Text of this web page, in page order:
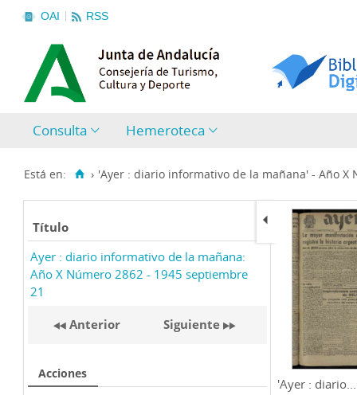
OAI RSS
Consulta Hemeroteca
Está en: › 'Ayer : diario informativo de la mañana' - Año X
Título
Ayer : diario informativo de la mañana:
Año X Número 2862 - 1945 septiembre
21
Anterior Siguiente
Acciones
'Ayer : diario...